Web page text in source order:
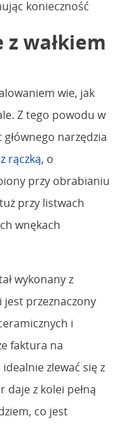
konieczność
wałkiem
wie, jak
Z tego powodu w
narzędzia
rączką, o
przy obrabianiu
przy listwach
wnękach
wykonany z
jest przeznaczony
i
faktura na
zlewać się z
z kolei pełną
co jest